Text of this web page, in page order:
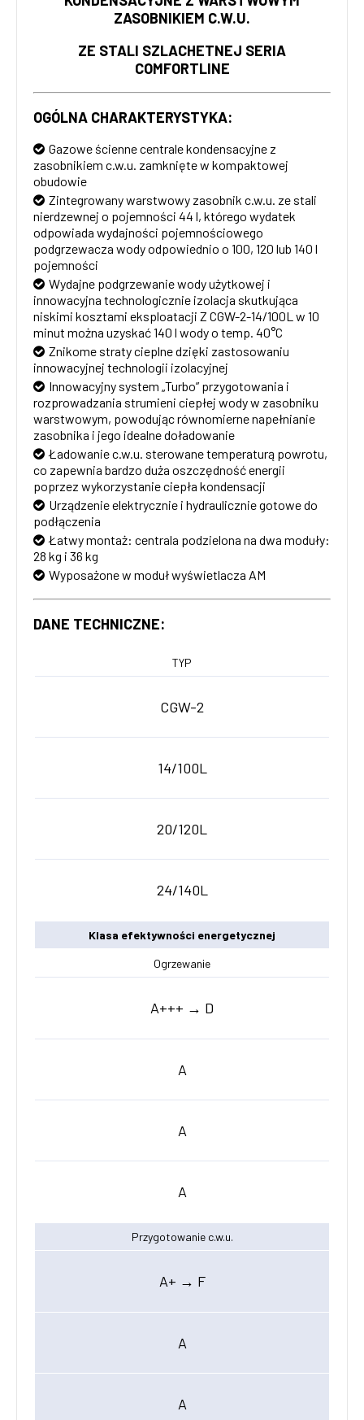
ZASOBNIKIEM C.W.U.
ZE STALI SZLACHETNEJ SERIA
COMFORTLINE
OGÓLNA CHARAKTERYSTYKA:
Gazowe ścienne centrale kondensacyjne z
zasobnikiem c.w.u. zamknięte w kompaktowej
obudowie
Zintegrowany warstwowy zasobnik c.w.u. ze stali
nierdzewnej o pojemności 44 l, którego wydatek
odpowiada wydajności pojemnościowego
podgrzewacza wody odpowiednio o 100, 120 lub 140 l
pojemności
Wydajne podgrzewanie wody użytkowej i
innowacyjna technologicznie izolacja skutkująca
niskimi kosztami eksploatacji Z CGW-2-14/100L w 10
minut można uzyskać 140 l wody o temp. 40°C
Znikome straty cieplne dzięki zastosowaniu
innowacyjnej technologii izolacyjnej
Innowacyjny system „Turbo” przygotowania i
rozprowadzania strumieni ciepłej wody w zasobniku
warstwowym, powodując równomierne napełnianie
zasobnika i jego idealne doładowanie
Ładowanie c.w.u. sterowane temperaturą powrotu,
co zapewnia bardzo duża oszczędność energii
poprzez wykorzystanie ciepła kondensacji
Urządzenie elektrycznie i hydraulicznie gotowe do
podłączenia
Łatwy montaż: centrala podzielona na dwa moduły:
28 kg i 36 kg
Wyposażone w moduł wyświetlacza AM
DANE TECHNICZNE:
TYP
CGW-2
14/100L
20/120L
24/140L
Klasa efektywności energetycznej
Ogrzewanie
A+++ → D
A
A
A
Przygotowanie c.w.u.
A+ → F
A
A